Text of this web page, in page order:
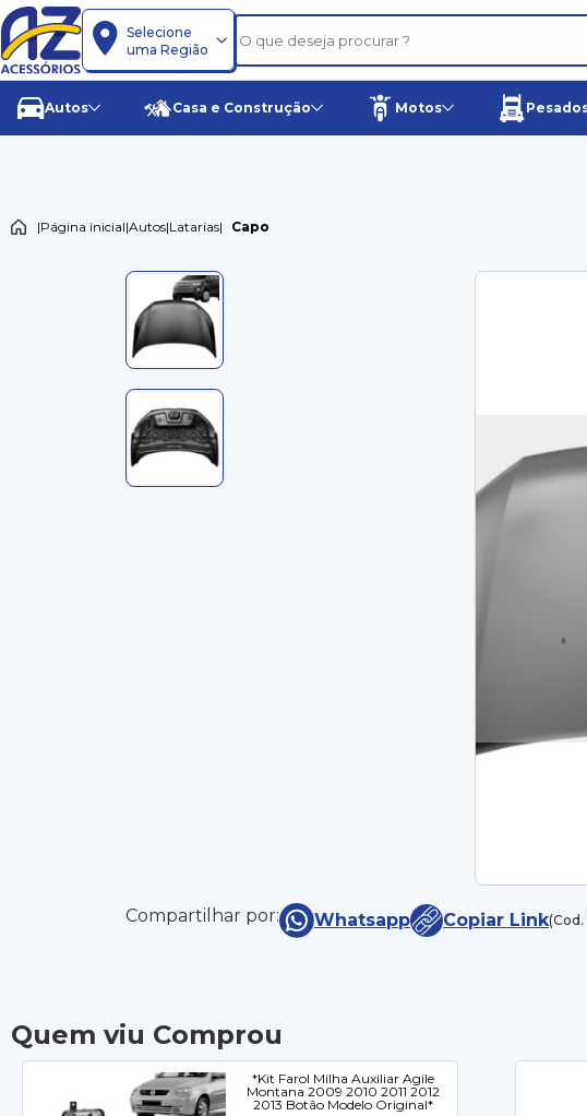
Selecione
uma Região
Autos Casa e Construção Motos
|Página inicial|Autos|Latarias| Capo
Compartilhar por: Whatsapp Copiar Link(Cod.
Quem viu Comprou
*Kit Farol Milha Auxiliar Agile
Montana 2009 2010 2011 2012
2013 Botão Modelo Original*